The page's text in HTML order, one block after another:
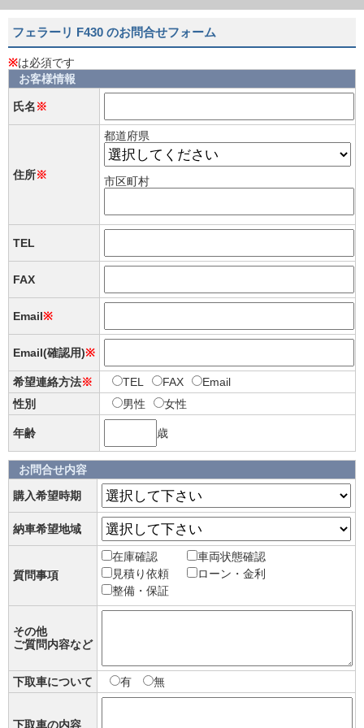
フェラーリ F430 のお問合せフォーム
※は必須です
お客様情報
氏名※
住所※
都道府県
市区町村
TEL
FAX
Email※
Email(確認用)※
希望連絡方法※ TEL FAX
Email
性別
男性 女性
年齢 歳
お問合せ内容
購入希望時期
納車希望地域
質問事項
在庫確認
車両状態確認
見積り依頼
ローン・金利
整備・保証
その他
ご質問内容など
下取車について 有 無
下取車の内容